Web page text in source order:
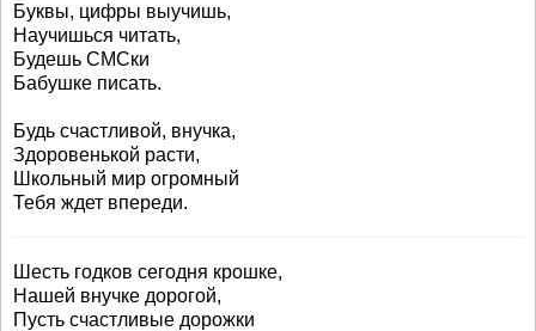
Буквы, цифры выучишь,
Научишься читать,
Будешь СМСки
Бабушке писать.
Будь счастливой, внучка,
Здоровенькой расти,
Школьный мир огромный
Тебя ждет впереди.
Шесть годков сегодня крошке,
Нашей внучке дорогой,
Пусть счастливые дорожки